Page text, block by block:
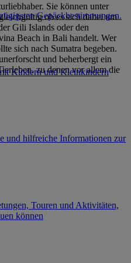
Sie können unter
ob es sich dabei um
Gili Islands oder den
Beach in Bali handelt. Wer
sich nach Sumatra begeben.
und beherbergt ein
zu denen vor allem die
Gepäckbestimmungen.
Kindern und Kleinkindern
und hilfreiche Informationen zur
Touren und Aktivitäten,
können